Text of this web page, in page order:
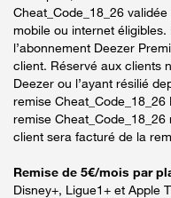
Cheat_Code_18_26
mobile ou internet
l’abonnement Deezer
client. Réservé aux clients
Deezer ou l’ayant résilié
remise
remise
client sera facturé de la
Remise de 5€/mois par
Disney+, Ligue1+ et Apple